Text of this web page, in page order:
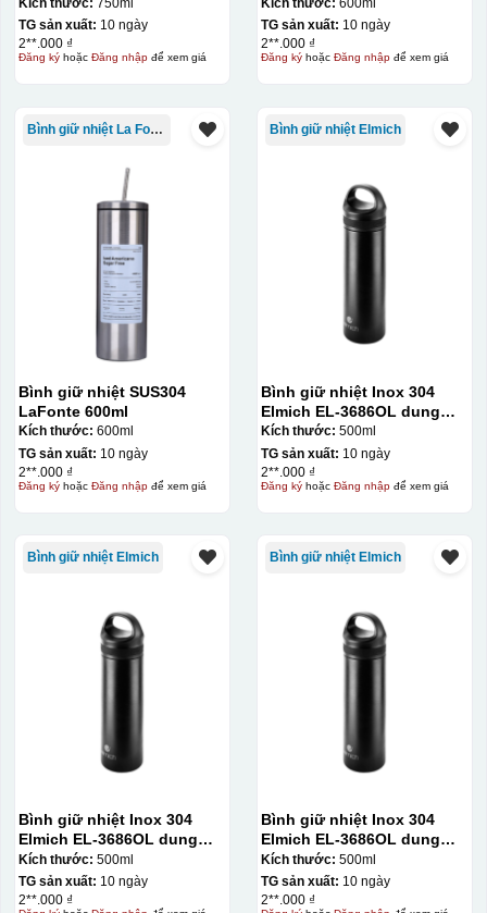
Kích thước: 750ml
TG sản xuất: 10 ngày
2**.000 ₫
Đăng kýhoặc Đăng nhậpđể xem giá
Kích thước: 600ml
TG sản xuất: 10 ngày
2**.000 ₫
Đăng kýhoặc Đăng nhậpđể xem giá
Bình giữ nhiệt La Fonte
Bình giữ nhiệt SUS304
LaFonte 600ml
Kích thước: 600ml
TG sản xuất: 10 ngày
2**.000 ₫
Đăng kýhoặc Đăng nhậpđể xem giá
Bình giữ nhiệt Elmich
Bình giữ nhiệt Inox 304
Elmich EL-3686OL dung
tích 500ml
Kích thước: 500ml
TG sản xuất: 10 ngày
2**.000 ₫
Đăng kýhoặc Đăng nhậpđể xem giá
Bình giữ nhiệt Elmich
Bình giữ nhiệt Inox 304
Elmich EL-3686OL dung
tích 500ml
Kích thước: 500ml
TG sản xuất: 10 ngày
2**.000 ₫
Bình giữ nhiệt Elmich
Bình giữ nhiệt Inox 304
Elmich EL-3686OL dung
tích 500ml
Kích thước: 500ml
TG sản xuất: 10 ngày
2**.000 ₫